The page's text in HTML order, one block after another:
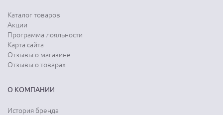
Каталог товаров
Акции
Программа лояльности
Карта сайта
Отзывы о магазине
Отзывы о товарах
О КОМПАНИИ
История бренда